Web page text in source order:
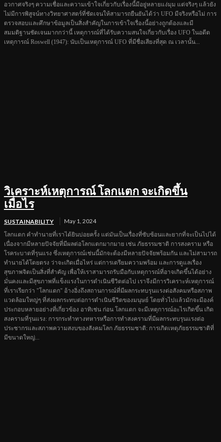
อวกาศจริงๆ ความเชื่อและความเข้าใจเกี่ยวกับเรื่องนี้มีอยู่หลายแง่มุม แต่จริงๆ แล้วยัง
ไม่มีการพิสูจน์ทางวิทยาศาสตร์ที่ชัดเจนให้สามารถยืนยันได้ว่า UFO มีจริงหรือไม่ การ
ตรวจสอบและศึกษาข้อมูลเป็นสิ่งสำคัญในการเข้าใจเรื่องนี้อย่างถูกต้องและมี
สมมติฐานชัดเจนมากกว่านี้ เหตุการณ์ที่ได้รับความสนใจเกี่ยวกับเรื่อง UFO ในอดีต
เหตุการณ์ Roswell (1947): นับเป็นเหตุการณ์ UFO ที่มีชื่อเสียงที่สุด ณ เวลานั้น...
วิเคราะห์เหตุการณ์ โลกแตก จะเกิดขึ้น
เมื่อไร
SUSTAINABILITY May 1, 2024
โลกแตก คำทำนายที่เราได้ยินบ่อยครั้ง แต่มันเป็นเรื่องที่ซับซ้อนและยากที่จะเป็นไปได้
เนื่องจากมีหลายปัจจัยที่มีผลต่อโลกแตกมากมาย เช่น ภัยธรรมชาติ การสงคราม หรือ
โรคระบาดที่รุนแรง ซึ่งเหตุการณ์เช่นนี้มักจะต้องมีหลายปัจจัยพร้อมกัน และไม่สามารถ
ทำนายได้โดยตรง ว่าจะเกิดเมื่อไหร่ แต่การเตรียมความพร้อม และการดูแลเรื่อง
สุขภาพจิตเป็นสิ่งที่สำคัญ เพื่อให้เราสามารถรับมือกับเหตุการณ์ที่อาจเกิดขึ้นได้อย่าง
มั่นคงและมีสุขภาพที่แข็งแรงในการดำเนินชีวิตต่อไป เราจึงมีการวิเคราะห์เหตุการณ์
ที่เราเรียกว่า "โลกแตก" อ้างอิ่งถึงสถานการณ์ที่มีผลกระทบรุนแรงต่อสังคมหรือสภาพ
แวดล้อมใหญ่ๆ ที่ส่งผลกระทบต่อการดำเนินชีวิตของมนุษย์ โดยทั่วไปแล้วมักจะมีองค์
ประกอบหลายอย่างที่เกี่ยวข้อง อาทิเช่น ก่อน โลกแตก จะมีเหตุการณ์อะไรเกิดขึ้น เกิด
สงครามที่รุนแรง: การกระทำทางทหารหรือการทำสงครามที่มีผลกระทบรุนแรงต่อ
ประชากรและสภาพความสงบของสังคมโลก ภัยธรรมชาติ: การเกิดเหตุภัยธรรมชาติที่
มีขนาดใหญ่...